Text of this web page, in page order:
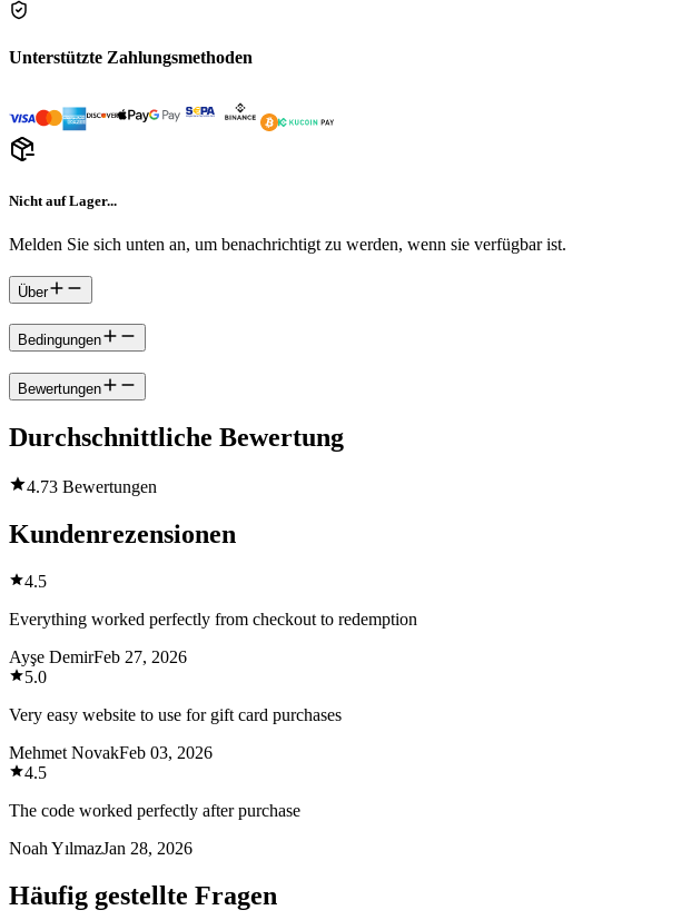
Unterstützte Zahlungsmethoden
Nicht auf Lager...
Melden Sie sich unten an, um benachrichtigt zu werden, wenn sie verfügbar ist.
Über
Bedingungen
Bewertungen
Durchschnittliche Bewertung
4.73 Bewertungen
Kundenrezensionen
4.5
Everything worked perfectly from checkout to redemption
Ayşe DemirFeb 27, 2026
5.0
Very easy website to use for gift card purchases
Mehmet NovakFeb 03, 2026
4.5
The code worked perfectly after purchase
Noah YılmazJan 28, 2026
Häufig gestellte Fragen